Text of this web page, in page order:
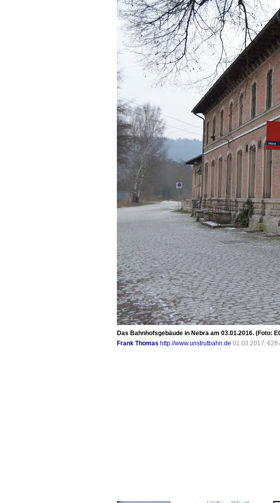
Das Bahnhofsgebäude in Nebra am 03.01.2016. (Foto:
Frank Thomas http://www.unstrutbahn.de 01.03.2017, 628